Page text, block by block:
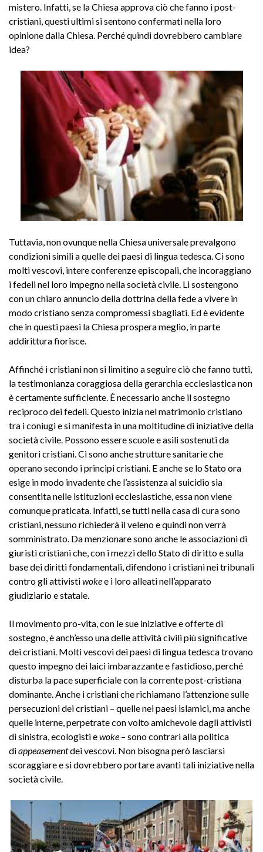
mistero. Infatti, se la Chiesa approva ciò che fanno i post-
cristiani, questi ultimi si sentono confermati nella loro
opinione dalla Chiesa. Perché quindi dovrebbero cambiare
idea?
Tuttavia, non ovunque nella Chiesa universale prevalgono
condizioni simili a quelle dei paesi di lingua tedesca. Ci sono
molti vescovi, intere conferenze episcopali, che incoraggiano
i fedeli nel loro impegno nella società civile. Li sostengono
con un chiaro annuncio della dottrina della fede a vivere in
modo cristiano senza compromessi sbagliati. Ed è evidente
che in questi paesi la Chiesa prospera meglio, in parte
addirittura fiorisce.
Affinché i cristiani non si limitino a seguire ciò che fanno tutti,
la testimonianza coraggiosa della gerarchia ecclesiastica non
è certamente sufficiente. È necessario anche il sostegno
reciproco dei fedeli. Questo inizia nel matrimonio cristiano
tra i coniugi e si manifesta in una moltitudine di iniziative della
società civile. Possono essere scuole e asili sostenuti da
genitori cristiani. Ci sono anche strutture sanitarie che
operano secondo i principi cristiani. E anche se lo Stato ora
esige in modo invadente che l’assistenza al suicidio sia
consentita nelle istituzioni ecclesiastiche, essa non viene
comunque praticata. Infatti, se tutti nella casa di cura sono
cristiani, nessuno richiederà il veleno e quindi non verrà
somministrato. Da menzionare sono anche le associazioni di
giuristi cristiani che, con i mezzi dello Stato di diritto e sulla
base dei diritti fondamentali, difendono i cristiani nei tribunali
contro gli attivistiwokee i loro alleati nell’apparato
giudiziario e statale.
Il movimento pro-vita, con le sue iniziative e offerte di
sostegno, è anch’esso una delle attività civili più significative
dei cristiani. Molti vescovi dei paesi di lingua tedesca trovano
questo impegno dei laici imbarazzante e fastidioso, perché
disturba la pace superficiale con la corrente post-cristiana
dominante. Anche i cristiani che richiamano l’attenzione sulle
persecuzioni dei cristiani – quelle nei paesi islamici, ma anche
quelle interne, perpetrate con volto amichevole dagli attivisti
di sinistra, ecologisti ewoke – sono contrari alla politica
diappeasementdei vescovi. Non bisogna però lasciarsi
scoraggiare e si dovrebbero portare avanti tali iniziative nella
società civile.